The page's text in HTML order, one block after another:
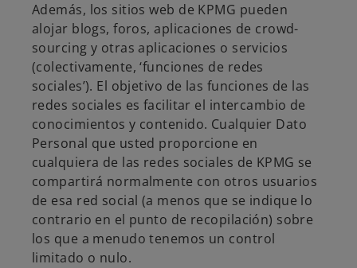
Además, los sitios web de KPMG pueden
alojar blogs, foros, aplicaciones de crowd-
sourcing y otras aplicaciones o servicios
(colectivamente, ‘funciones de redes
sociales’). El objetivo de las funciones de las
redes sociales es facilitar el intercambio de
conocimientos y contenido. Cualquier Dato
Personal que usted proporcione en
cualquiera de las redes sociales de KPMG se
compartirá normalmente con otros usuarios
de esa red social (a menos que se indique lo
contrario en el punto de recopilación) sobre
los que a menudo tenemos un control
limitado o nulo.